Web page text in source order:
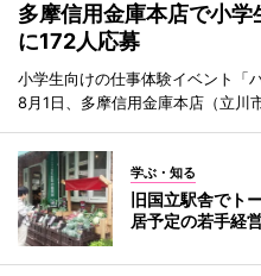
多摩信用金庫本店で小
に172人応募
小学生向けの仕事体験イベント「
8月1日、多摩信用金庫本店（立川
学ぶ・知る
旧国立駅舎でト
居予定の若手経